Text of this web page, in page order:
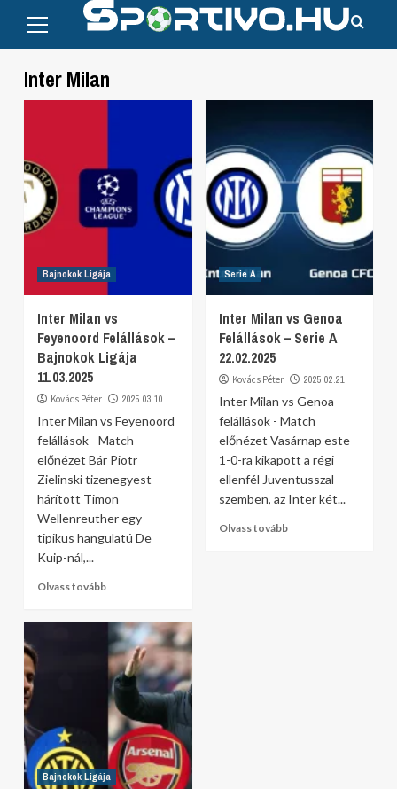
content
Menu
Inter Milan
Bajnokok Ligája
Inter Milan vs
Feyenoord Felállások –
Bajnokok Ligája
11.03.2025
Kovács Péter 2025.03.10.
Inter Milan vs Feyenoord
felállások - Match
előnézet Bár Piotr
Zielinski tizenegyest
hárított Timon
Wellenreuther egy
tipikus hangulatú De
Kuip-nál,...
Olvass tovább
Serie A
Inter Milan vs Genoa
Felállások – Serie A
22.02.2025
Kovács Péter 2025.02.21.
Inter Milan vs Genoa
felállások - Match
előnézet Vasárnap este
1-0-ra kikapott a régi
ellenfél Juventusszal
szemben, az Inter két...
Olvass tovább
Bajnokok Ligája